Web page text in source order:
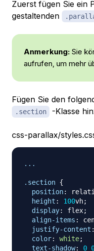
Zuerst fügen Sie ein
gestaltenden
Anmerkung: Sie
aufrufen, um mehr
Fügen Sie den
.section -Klasse
css-parallax/
...
.section {
position:
height : 100vh;
display: flex;
align-items :
justify-content :
color: white;
text-shadow: 0